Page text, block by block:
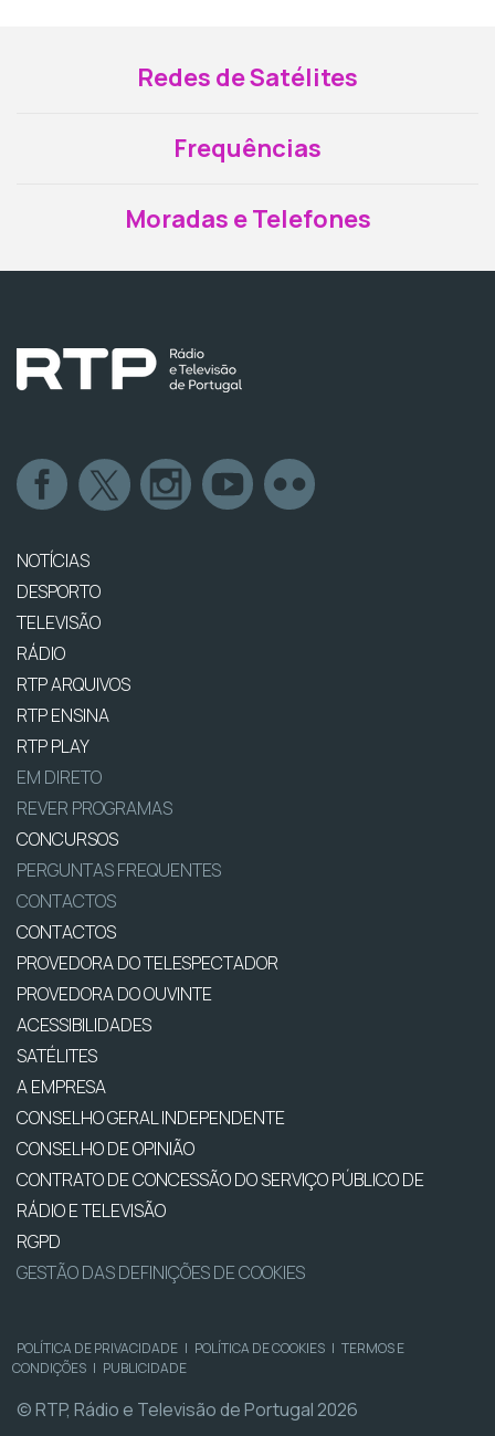
Redes de Satélites
Frequências
Moradas e Telefones
NOTÍCIAS
DESPORTO
TELEVISÃO
RÁDIO
RTP ARQUIVOS
RTP ENSINA
RTP PLAY
EM DIRETO
REVER PROGRAMAS
CONCURSOS
PERGUNTAS FREQUENTES
CONTACTOS
CONTACTOS
PROVEDORA DO TELESPECTADOR
PROVEDORA DO OUVINTE
ACESSIBILIDADES
SATÉLITES
A EMPRESA
CONSELHO GERAL INDEPENDENTE
CONSELHO DE OPINIÃO
CONTRATO DE CONCESSÃO DO SERVIÇO PÚBLICO DE
RÁDIO E TELEVISÃO
RGPD
GESTÃO DAS DEFINIÇÕES DE COOKIES
POLÍTICA DE PRIVACIDADE | POLÍTICA DE COOKIES | TERMOS E
CONDIÇÕES | PUBLICIDADE
© RTP, Rádio e Televisão de Portugal 2026